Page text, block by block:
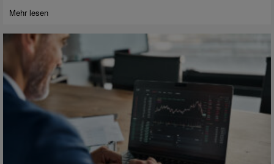
Mehr lesen